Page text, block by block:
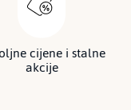
cijene i stalne
akcije